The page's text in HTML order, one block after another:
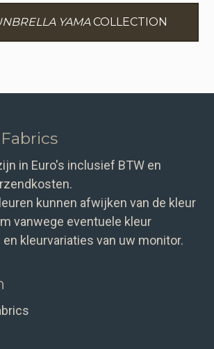
YAMACOLLECTION
in Euro's inclusief BTW en
kunnen afwijken van de kleur
vanwege eventuele kleur
kleurvariaties van uw monitor.